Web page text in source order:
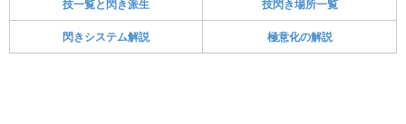
技一覧と閃き派生 技閃き場所一覧
閃きシステム解説 極意化の解説